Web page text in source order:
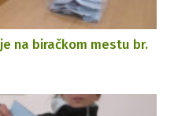
na biračkom mestu br.